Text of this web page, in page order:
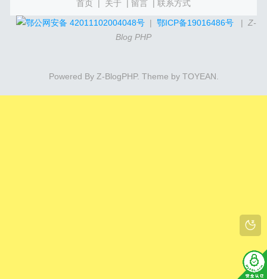
首页 | 关于 | 留言 | 联系方式
鄂公网安备 42011102004048号 | 鄂ICP备19016486号 | Z-
Blog PHP
Powered By Z-BlogPHP. Theme by TOYEAN